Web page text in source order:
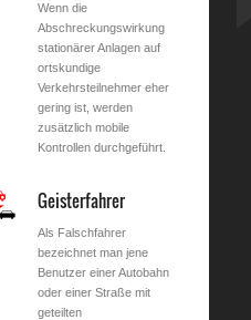
Wenn die
Abschreckungswirkung
stationärer Anlagen auf
ortskundige
Verkehrsteilnehmer eher
gering ist, werden
zusätzlich mobile
Kontrollen durchgeführt.
Geisterfahrer
Als Falschfahrer
bezeichnet man jene
Benutzer einer Autobahn
oder einer Straße mit
geteilten